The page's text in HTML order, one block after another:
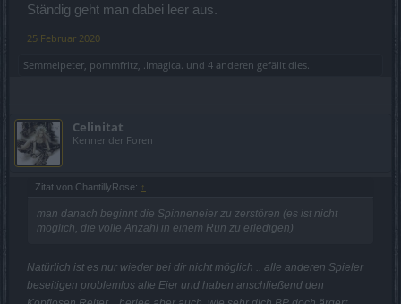
Ständig geht man dabei leer aus.
25 Februar 2020
Semmelpeter pommfritz .Imagica. und 4 anderen gefällt dies.
Celinitat
Kenner der Foren
Zitat von ChantillyRose: ↑
man danach beginnt die Spinneneier zu zerstören (es ist nicht
möglich, die volle Anzahl in einem Run zu erledigen)
Natürlich ist es nur wieder bei dir nicht möglich .. alle anderen Spieler
beseitigen problemlos alle Eier und haben anschließend den